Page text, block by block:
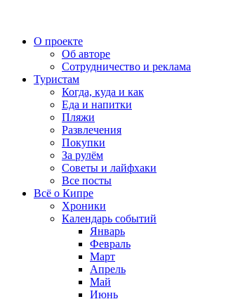
О проекте
Об авторе
Сотрудничество и реклама
Туристам
Когда, куда и как
Еда и напитки
Пляжи
Развлечения
Покупки
За рулём
Советы и лайфхаки
Все посты
Всё о Кипре
Хроники
Календарь событий
Январь
Февраль
Март
Апрель
Май
Июнь